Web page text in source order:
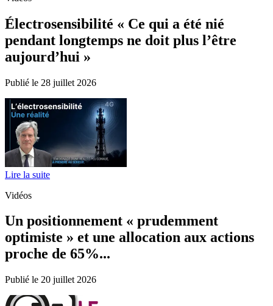
Électrosensibilité « Ce qui a été nié
pendant longtemps ne doit plus l’être
aujourd’hui »
Publié le 28 juillet 2026
Lire la suite
Vidéos
Un positionnement « prudemment
optimiste » et une allocation aux actions
proche de 65%...
Publié le 20 juillet 2026